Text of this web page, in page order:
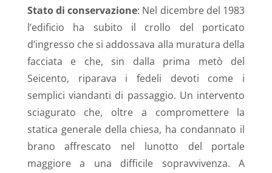
Stato di conservazione: Nel dicembre del 1983
l’edificio ha subito il crollo del porticato
d’ingresso che si addossava alla muratura della
facciata e che, sin dalla prima metò del
Seicento, riparava i fedeli devoti come i
semplici viandanti di passaggio. Un intervento
sciagurato che, oltre a compromettere la
statica generale della chiesa, ha condannato il
brano affrescato nel lunotto del portale
maggiore a una difficile sopravvivenza. A